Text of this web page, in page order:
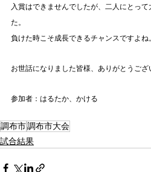
入賞はできませんでしたが、二人にとっ
た。
負けた時こそ成長できるチャンスですよね。
お世話になりました皆様、ありがとうござ
参加者：はるたか、かける
調布市調布市大会
試合結果